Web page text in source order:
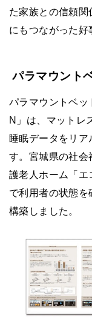
た家族との信頼関
にもつながった好
パラマウント
パラマウントベ
N」は、マットレ
睡眠データをリ
す。宮城県の社会
護老人ホーム「エ
で利用者の状態
構築しました。